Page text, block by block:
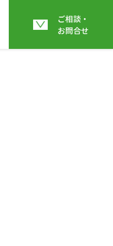
ご相談・
お問合せ